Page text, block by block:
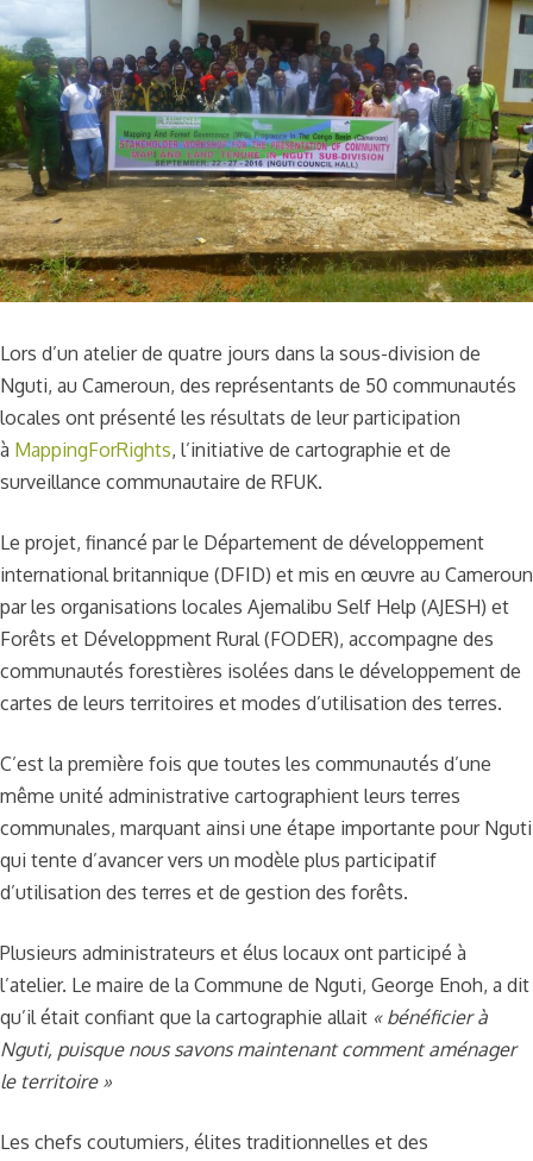
Lors d’un atelier de quatre jours dans la sous-division de
Nguti, au Cameroun, des représentants de 50 communautés
locales ont présenté les résultats de leur participation
à MappingForRights, l’initiative de cartographie et de
surveillance communautaire de RFUK.
Le projet, financé par le Département de développement
international britannique (DFID) et mis en œuvre au Cameroun
par les organisations locales Ajemalibu Self Help (AJESH) et
Forêts et Développment Rural (FODER), accompagne des
communautés forestières isolées dans le développement de
cartes de leurs territoires et modes d’utilisation des terres.
C’est la première fois que toutes les communautés d’une
même unité administrative cartographient leurs terres
communales, marquant ainsi une étape importante pour Nguti
qui tente d’avancer vers un modèle plus participatif
d’utilisation des terres et de gestion des forêts.
Plusieurs administrateurs et élus locaux ont participé à
l’atelier. Le maire de la Commune de Nguti, George Enoh, a dit
qu’il était confiant que la cartographie allait « bénéficier à
Nguti, puisque nous savons maintenant comment aménager
le territoire »
Les chefs coutumiers, élites traditionnelles et des